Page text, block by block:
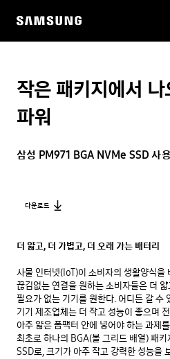
작은 패키지에서
파워
삼성 PM971 BGA NVMe SSD 사용
다운로드
더 얇고, 더 가볍고, 더 오래 가는 배터리
사물 인터넷(IoT)이 소비자의 생활양식을
끊김없는 연결을 원하는 소비자들은 더
필요가 없는 기기를 원한다. 어디든 갈 수
기기 제조업체는 더 작고 성능이 좋으며
아주 얇은 폼팩터 안에 넣어야 하는 과제
최초로 하나의 BGA(볼 그리드 배열) 패
SSD로, 크기가 아주 작고 강력한 성능을